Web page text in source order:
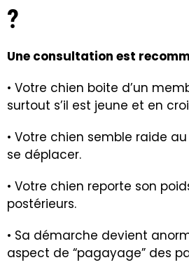
?
Une consultation est
• Votre chien boite d’un
surtout s’il est jeune et en
• Votre chien semble raide
se déplacer.
• Votre chien reporte son
postérieurs.
• Sa démarche devient
aspect de “pagayage” des